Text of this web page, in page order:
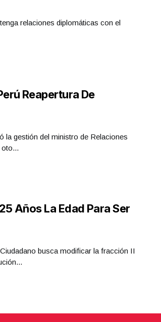
relaciones diplomáticas con el
Reapertura De
la gestión del ministro de Relaciones
Años La Edad Para Ser
busca modificar la fracción II